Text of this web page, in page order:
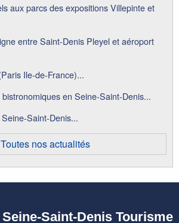
aux parcs des expositions Villepinte et
entre Saint-Denis Pleyel et aéroport
Ile-de-France)...
en Seine-Saint-Denis...
Saint-Denis...
Toutes nos actualités
Seine-Saint-Denis Tourisme